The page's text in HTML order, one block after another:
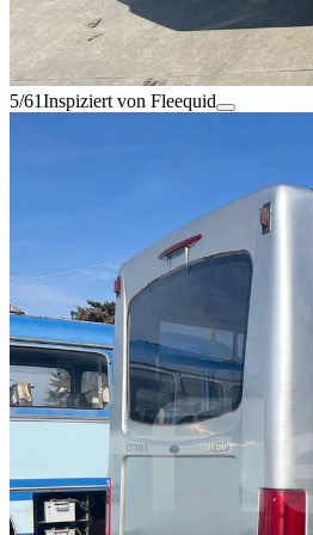
5/61Inspiziert von Fleequid